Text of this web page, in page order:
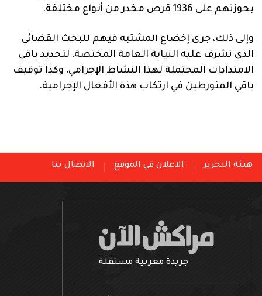
بحوزتهم على 1936 قرص مخدر من أنواع مختلفة.
وإلى ذلك، جرى إخضاع المشتبه فيهم للبحث القضائي
الذي تشرف عليه النيابة العامة المختصة، لتحديد باقي
الامتدادات المحتملة لهذا النشاط الإجرامي، وكذا توقيف
باقي المتورطين في ارتكاب هذه الأفعال الإجرامية.
هيئة التحرير الاعلان في الموقع الاتصال بنا
جريدة مغربية مستقلة